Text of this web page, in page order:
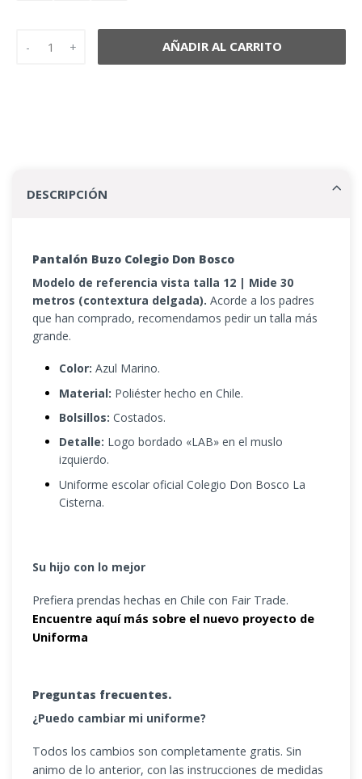
Pantalón Buzo Colegio Don Bosco cantidad
AÑADIR AL CARRITO
DESCRIPCIÓN
Pantalón Buzo Colegio Don Bosco
Modelo de referencia vista talla 12 | Mide 30
metros (contextura delgada). Acorde a los padres
que han comprado, recomendamos pedir un talla más
grande.
Color: Azul Marino.
Material: Poliéster hecho en Chile.
Bolsillos: Costados.
Detalle: Logo bordado «LAB» en el muslo
izquierdo.
Uniforme escolar oficial Colegio Don Bosco La
Cisterna.
Su hijo con lo mejor
Prefiera prendas hechas en Chile con Fair Trade.
Encuentre aquí más sobre el nuevo proyecto de
Uniforma
Preguntas frecuentes.
¿Puedo cambiar mi uniforme?
Todos los cambios son completamente gratis. Sin
animo de lo anterior, con las instrucciones de medidas